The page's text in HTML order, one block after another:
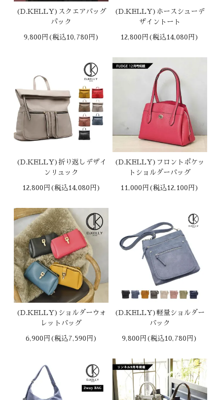
(D.KELLY)スクエアバッグ
パック
9,800円(税込10,780円)
(D.KELLY)ホースシューデ
ザイントート
12,800円(税込14,080円)
(D.KELLY)折り返しデザイ
ンリュック
12,800円(税込14,080円)
(D.KELLY)フロントポケッ
トショルダーバッグ
11,000円(税込12,100円)
(D.KELLY)ショルダーウォ
レットバッグ
6,900円(税込7,590円)
(D.KELLY)軽量ショルダー
バック
9,800円(税込10,780円)